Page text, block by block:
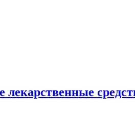
лекарственные